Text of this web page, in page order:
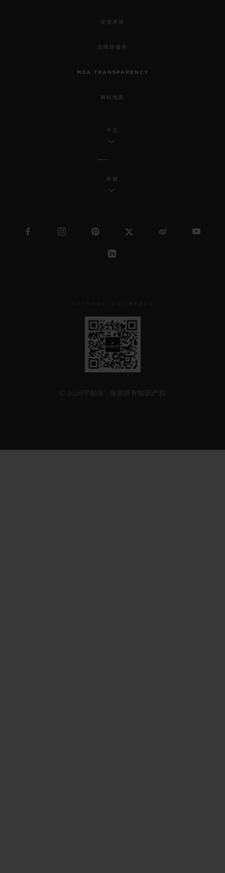
道德承诺
无障碍服务
MSA TRANSPARENCY
网站地图
中文
希腊
见
下
方
二
维
码
© 2026宇舶表 - 保留所有知识产权